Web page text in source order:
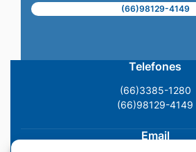
(66)98129-4149
Telefones
(66)3385-1280
(66)98129-4149
Email